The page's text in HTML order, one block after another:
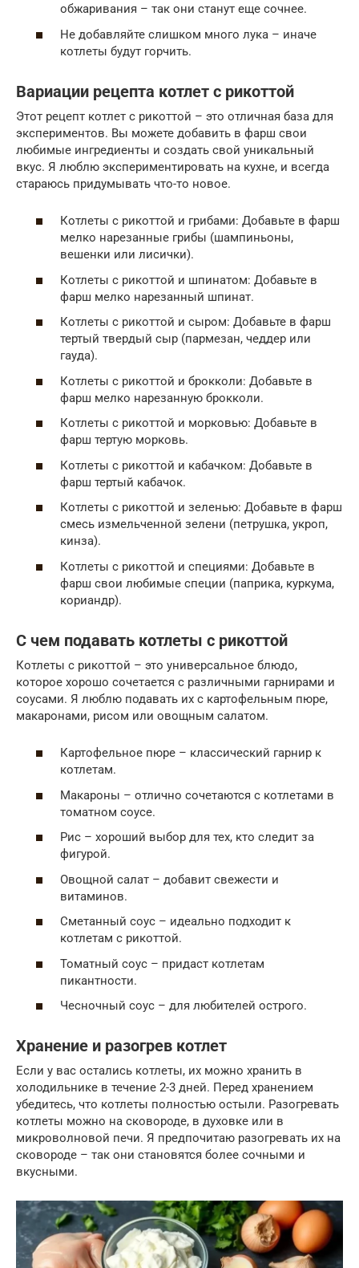
обжаривания – так они станут еще сочнее.
Не добавляйте слишком много лука – иначе
котлеты будут горчить.
Вариации рецепта котлет с рикоттой
Этот рецепт котлет с рикоттой – это отличная база для
экспериментов. Вы можете добавить в фарш свои
любимые ингредиенты и создать свой уникальный
вкус. Я люблю экспериментировать на кухне, и всегда
стараюсь придумывать что-то новое.
Котлеты с рикоттой и грибами: Добавьте в фарш
мелко нарезанные грибы (шампиньоны,
вешенки или лисички).
Котлеты с рикоттой и шпинатом: Добавьте в
фарш мелко нарезанный шпинат.
Котлеты с рикоттой и сыром: Добавьте в фарш
тертый твердый сыр (пармезан, чеддер или
гауда).
Котлеты с рикоттой и брокколи: Добавьте в
фарш мелко нарезанную брокколи.
Котлеты с рикоттой и морковью: Добавьте в
фарш тертую морковь.
Котлеты с рикоттой и кабачком: Добавьте в
фарш тертый кабачок.
Котлеты с рикоттой и зеленью: Добавьте в фарш
смесь измельченной зелени (петрушка, укроп,
кинза).
Котлеты с рикоттой и специями: Добавьте в
фарш свои любимые специи (паприка, куркума,
кориандр).
С чем подавать котлеты с рикоттой
Котлеты с рикоттой – это универсальное блюдо,
которое хорошо сочетается с различными гарнирами и
соусами. Я люблю подавать их с картофельным пюре,
макаронами, рисом или овощным салатом.
Картофельное пюре – классический гарнир к
котлетам.
Макароны – отлично сочетаются с котлетами в
томатном соусе.
Рис – хороший выбор для тех, кто следит за
фигурой.
Овощной салат – добавит свежести и
витаминов.
Сметанный соус – идеально подходит к
котлетам с рикоттой.
Томатный соус – придаст котлетам
пикантности.
Чесночный соус – для любителей острого.
Хранение и разогрев котлет
Если у вас остались котлеты, их можно хранить в
холодильнике в течение 2-3 дней. Перед хранением
убедитесь, что котлеты полностью остыли. Разогревать
котлеты можно на сковороде, в духовке или в
микроволновой печи. Я предпочитаю разогревать их на
сковороде – так они становятся более сочными и
вкусными.